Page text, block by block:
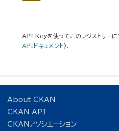
API Keyを使ってこのレジストリーに
APIドキュメント).
About CKAN
CKAN API
CKANアソシエーション